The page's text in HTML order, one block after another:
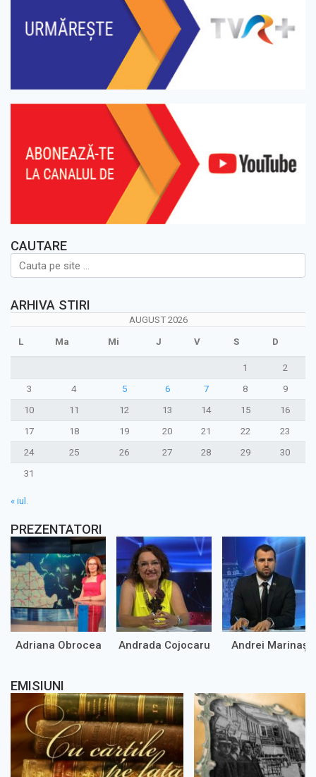
CAUTARE
ARHIVA STIRI
AUGUST 2026
L Ma Mi J V S D
1
2
3
4 5 6 7 8
9
10
11 12 13 14 15
16
17
18 19 20 21 22
23
24
25 26 27 28 29
30
31
« iul.
PREZENTATORI
Adriana Obrocea Andrada Cojocaru Andrei Marinaș
EMISIUNI